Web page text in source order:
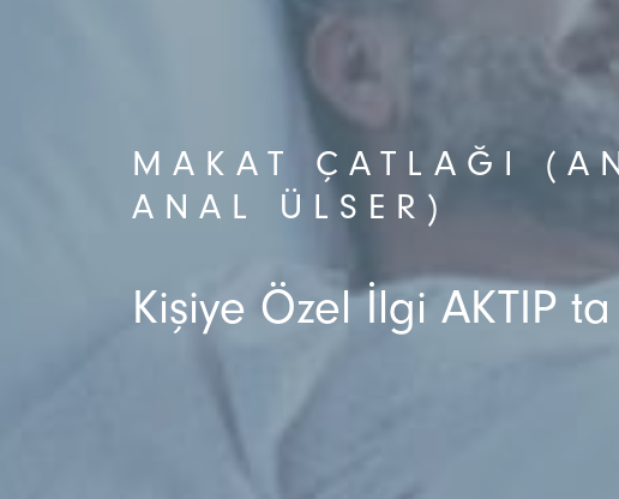
MAKAT ÇATLAĞI
ANAL ÜLSER)
Kişiye Özel İlgi AKTIP ta